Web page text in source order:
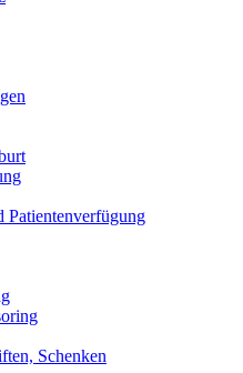
Patientenverfügung
Schenken